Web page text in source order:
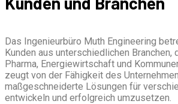
Das Ingenieurbüro Muth Engineering
Kunden aus unterschiedlichen Branchen,
Pharma, Energiewirtschaft und
zeugt von der Fähigkeit des
maßgeschneiderte Lösungen für
entwickeln und erfolgreich umzusetzen.